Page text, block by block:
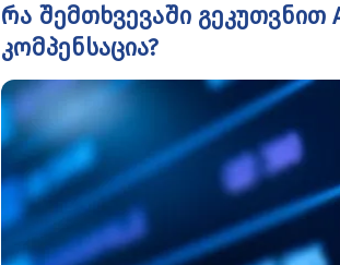
რა შემთხვევაში გეკუთვნით
კომპენსაცია?